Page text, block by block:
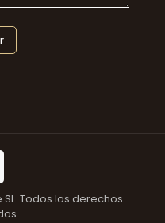
Todos los derechos